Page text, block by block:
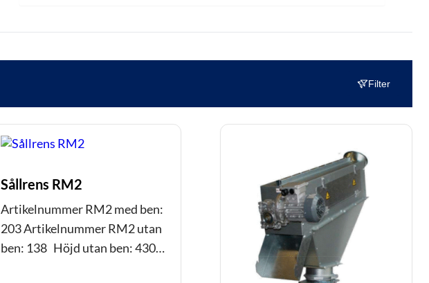
Filter
Sållrens RM2
Artikelnummer RM2 med ben:
203 Artikelnummer RM2 utan
ben: 138 Höjd utan ben: 430…